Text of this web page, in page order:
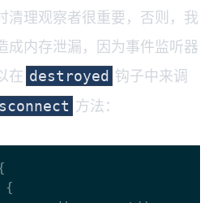
清理观察者很重要，否则，我
成内存泄漏，因为事件监听器
在 destroyed 钩子中来调
方法：